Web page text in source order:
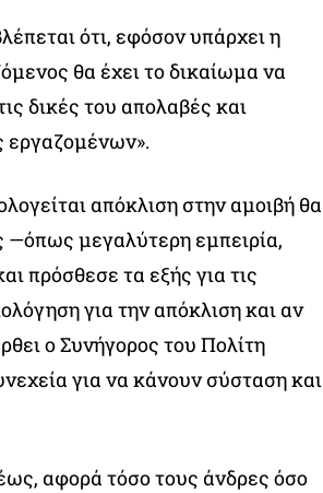
ότι, εφόσον υπάρχει η
θα έχει το δικαίωμα να
δικές του απολαβές και
εργαζομένων».
απόκλιση στην αμοιβή θα
—όπως μεγαλύτερη εμπειρία,
πρόσθεσε τα εξής για τις
για την απόκλιση και αν
ο Συνήγορος του Πολίτη
για να κάνουν σύσταση και
αφορά τόσο τους άνδρες όσο